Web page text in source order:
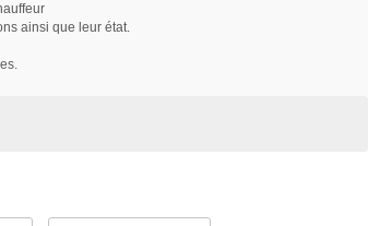
ainsi que leur état.